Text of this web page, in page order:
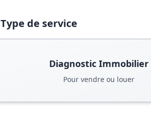
Type de service
Diagnostic Immobilier
Pour vendre ou louer